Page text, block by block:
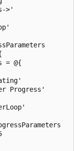
>'
= @{
Progress'